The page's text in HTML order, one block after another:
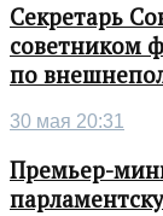
Секретарь
советником
по
30 мая 20:31
Премьер-